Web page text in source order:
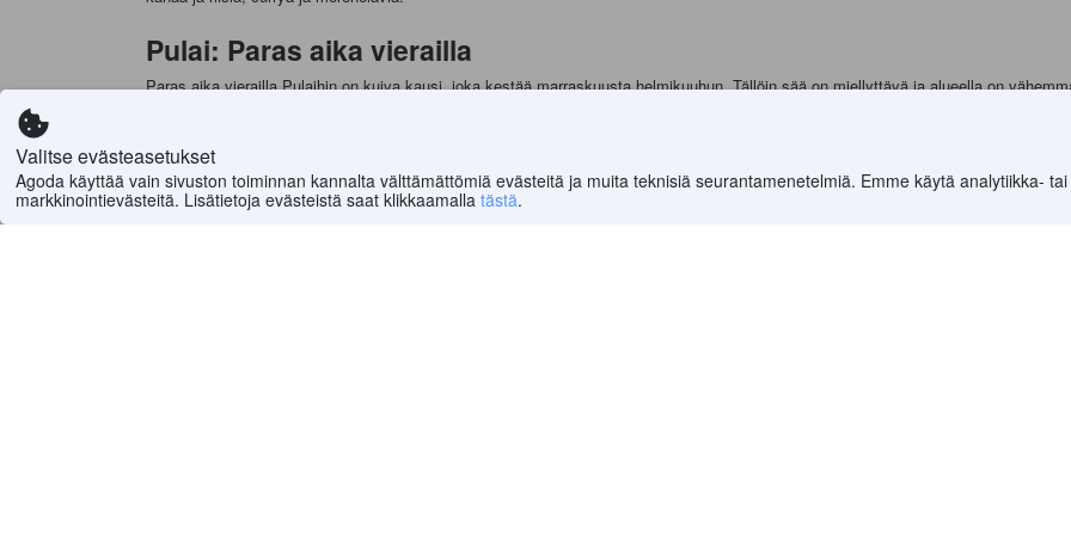
Valitse evästeasetukset
Agoda käyttää vain sivuston toiminnan kannalta välttämättömiä evästeitä ja muita teknisiä seurantamenetelmiä. Emme käytä analytiikka- tai
markkinointievästeitä. Lisätietoja evästeistä saat klikkaamalla tästä.
Pulai: Paras aika vierailla
Paras aika vierailla Pulaihin on kuiva kausi, joka kestää marraskuusta helmikuuhun. Tällöin sää on miellyttävä ja alueella on
Pulai: Miksi varata hotelli Agoda.comista
Agoda.com on yksi parhaista verkkosivustoista hotellien varaamiseen. Sivusto tarjoaa laajan valikoiman hotelleja eri puolilta
tarjoukset ja hintavertailut, joiden avulla voit säästää rahaa matkabudjetissasi.